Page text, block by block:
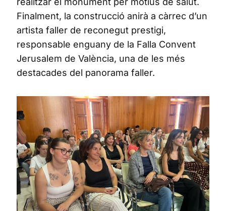
Finalment, la construcció anirà a càrrec d’un
artista faller de reconegut prestigi,
responsable enguany de la Falla Convent
Jerusalem de València, una de les més
destacades del panorama faller.